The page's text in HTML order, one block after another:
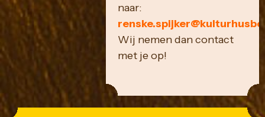
naar:
Wij nemen dan contact
met je op!